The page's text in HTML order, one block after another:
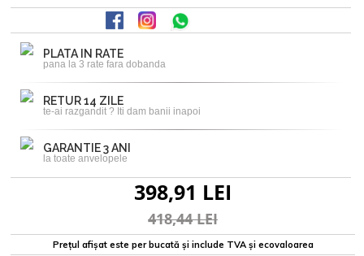
PLATA IN RATE
pana la 3 rate fara dobanda
RETUR 14 ZILE
te-ai razgandit ? Iti dam banii inapoi
GARANTIE 3 ANI
la toate anvelopele
398,91 LEI
418,44 LEI
Prețul afișat este per bucată și include TVA și ecovaloarea